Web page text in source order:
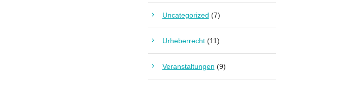
Uncategorized (7)
Urheberrecht(11)
Veranstaltungen (9)